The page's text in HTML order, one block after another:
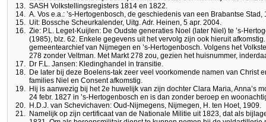
13. SASH Volkstellingsregisters 1814 en 1822.
14. A. Vos e.a.: ’s-Hertogenbosch, de geschiedenis van een Brabantse
15. Uit: Bossche Scheurkalender, Uitg. Adr. Heinen, 5 apr. 2004.
16. Zie: P.L. Leget-Kuijlen: De Oudste generaties Noel (later Niel) te ’s-
(1985), blz. 62. Enkele gegevens uit het vervolg zijn ook hieruit
gemeentearchief van Nijmegen en ’s-Hertogenbosch. Volgens het
278 zonder Veltman. Met Markt 278 zou, gezien het huisnummer,
17. Dr F.L. Jansen: Kledinghandel in transitie.
18. De later bij deze Boelens-tak zeer veel voorkomende namen van Christ
families Niel en Consent afkomstig.
19. Hij is aanwezig bij het 2e huwelijk van zijn dochter Clara Maria, Anna’s
24 febr. 1827 in ’s-Hertogenbosch en is dan zonder beroep en
20. H.D.J. van Schevichaven: Oud-Nijmegens, Nijmegen, H. ten Hoet, 1909.
21. Namelijk op zijn certificaat van de Nationale Militie uit 1823, dat als